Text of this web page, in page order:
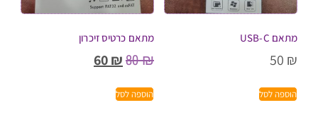
מתאם USB-C
50 ₪
הוספה לסל
מתאם כרטיס זיכרון
80₪
60₪
הוספה לסל